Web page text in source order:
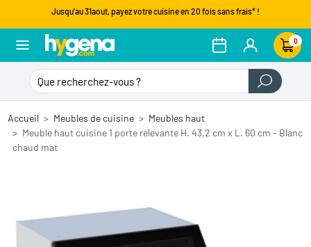
Jusqu'au 31aout, payez votre cuisine en 20 fois sans frais* !
0
Accueil Meubles de cuisine
Meubles haut
Meuble haut cuisine 1 porte relevante H. 43,2 cm x L. 60 cm - Blanc
chaud mat